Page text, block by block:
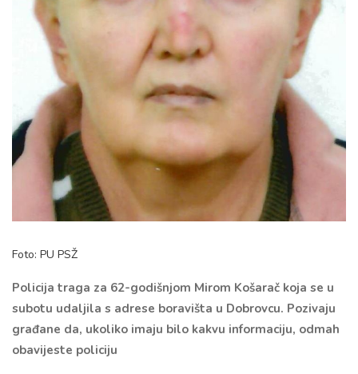
Foto: PU PSŽ
Policija traga za 62-godišnjom Mirom Košarač koja se u
subotu udaljila s adrese boravišta u Dobrovcu. Pozivaju
građane da, ukoliko imaju bilo kakvu informaciju, odmah
obavijeste policiju